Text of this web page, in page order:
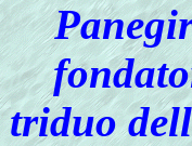
triduo